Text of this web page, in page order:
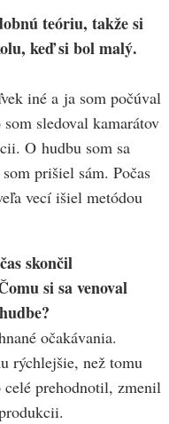
teóriu, takže si
keď si bol malý.
iné a ja som počúval
sledoval kamarátov
O hudbu som sa
prišiel sám. Počas
vecí išiel metódou
skončil
si sa venoval
očakávania.
rýchlejšie, než tomu
prehodnotil, zmenil